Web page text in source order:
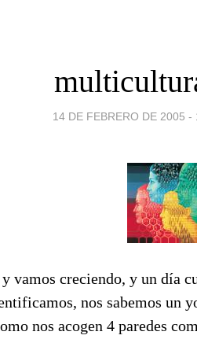
14 DE FEBRERO DE 2005 -
vamos creciendo, y un día
nos sabemos un
nos acogen 4 paredes